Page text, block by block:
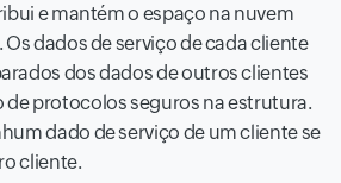
e mantém o espaço na nuvem
dados de serviço de cada cliente
dos dados de outros clientes
protocolos seguros na estrutura.
dado de serviço de um cliente se
cliente.